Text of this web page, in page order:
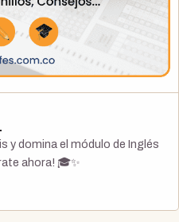
y domina el módulo de Inglés
ahora! 🎓✨